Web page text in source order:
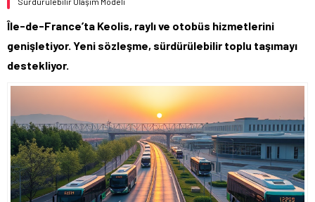
Île-de-France’ta Keolis, raylı ve otobüs hizmetlerini
genişletiyor. Yeni sözleşme, sürdürülebilir toplu taşımayı
destekliyor.